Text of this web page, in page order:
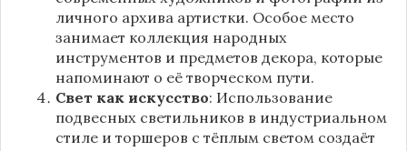
личного архива артистки. Особое место
занимает коллекция народных
инструментов и предметов декора, которые
напоминают о её творческом пути.
Свет как искусство: Использование
подвесных светильников в индустриальном
стиле и торшеров с тёплым светом создаёт